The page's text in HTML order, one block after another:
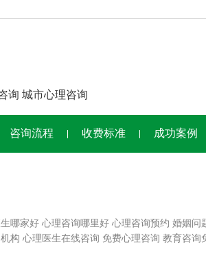
询 城市心理咨询
咨询流程 收费标准 成功案例
哪家好 心理咨询哪里好 心理咨询预约 婚姻问
构 心理医生在线咨询 免费心理咨询 教育咨询